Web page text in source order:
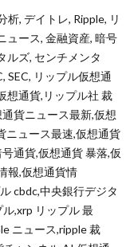
, デイトレ, Ripple, リ
ュース, 金融資産, 暗号
ルズ, センチメンタ
SEC, リップル仮想通
想通貨,リップル社 裁
貨ニュース最新,仮想
ニュース最速,仮想通貨
通貨,仮想通貨 暴落,仮
報,仮想通貨情
cbdc,中央銀行デジタ
,xrp リップル 最
ニュース,ripple 裁